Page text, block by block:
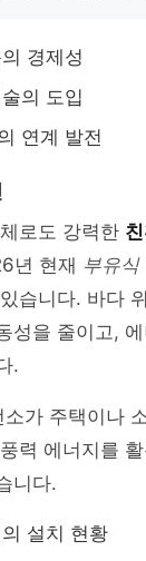
경제성
의 도입
연계 발전
로도 강력한
년 현재 부유식
습니다. 바다
성을 줄이고,
.
가 주택이나
력 에너지를
니다.
설치 현황